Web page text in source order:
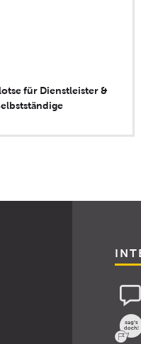
für Dienstleister &